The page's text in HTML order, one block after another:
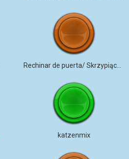
Rechinar de puerta/ Skrzypiące drzwi 4
katzenmix